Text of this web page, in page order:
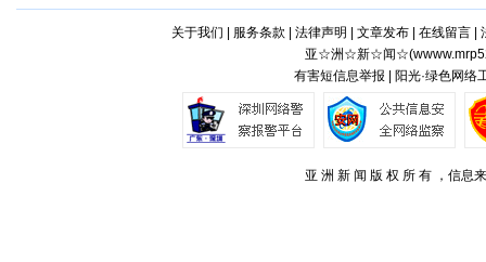
关于我们 服务条款 法律声明 文章发布| 在线留言|
亚☆洲☆新☆闻☆(
有害短信息举报 | 阳光·绿色网络
亚 洲 新 闻 版 权 所 有 ，信息